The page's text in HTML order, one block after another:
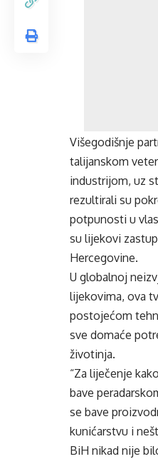
Višegodišnje
talijanskom
industrijom, uz
rezultirali su
potpunosti u
su lijekovi
Hercegovine.
U globalnoj
lijekovima, ova
postojećom
sve domaće
životinja.
“Za liječenje
bave
se bave
kunićarstvu i
BiH nikad nije